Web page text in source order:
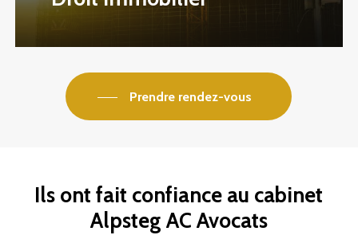
Prendre rendez-vous
Ils ont fait confiance au cabinet
Alpsteg AC Avocats